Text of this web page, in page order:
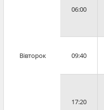
Вівторок
06:00
09:40
17:20